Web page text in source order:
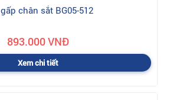
chân sắt BG05-512
893.000 VNĐ
Xem chi tiết